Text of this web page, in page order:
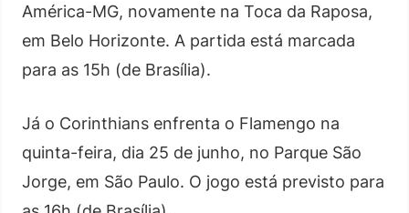
América-MG, novamente na Toca da Raposa,
em Belo Horizonte. A partida está marcada
para as 15h (de Brasília).
Já o Corinthians enfrenta o Flamengo na
quinta-feira, dia 25 de junho, no Parque São
Jorge, em São Paulo. O jogo está previsto para